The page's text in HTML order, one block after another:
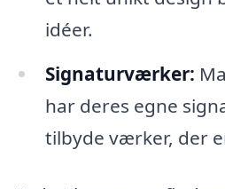
idéer.
Signaturværker:
har deres egne
tilbyde værker, der